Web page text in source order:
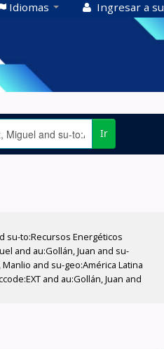
Idiomas Ingresar a
Ir
su-to:Recursos Energéticos
and au:Gollán, Juan and su-
and su-geo:América Latina
and au:Gollán, Juan and